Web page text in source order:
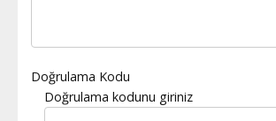
Doğrulama Kodu
Doğrulama kodunu giriniz